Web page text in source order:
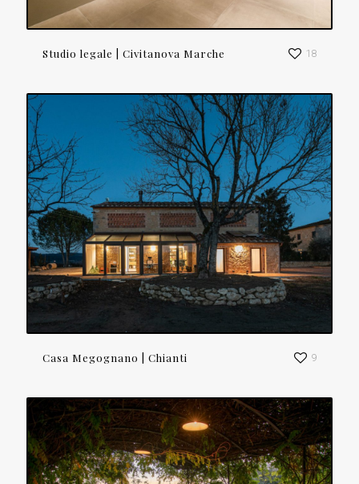
Studio legale | Civitanova Marche 18
Casa Megognano | Chianti 9